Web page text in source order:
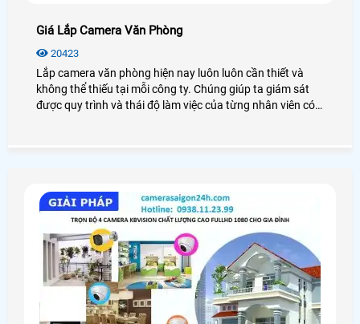
Giá Lắp Camera Văn Phòng
20423
Lắp camera văn phòng hiện nay luôn luôn cần thiết và
không thể thiếu tại mỗi công ty. Chúng giúp ta giám sát
được quy trình và thái độ làm việc của từng nhân viên có